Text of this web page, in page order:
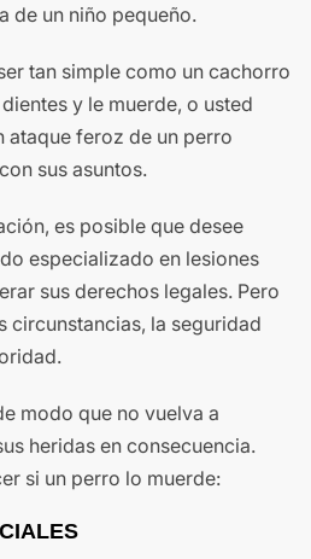
de un niño pequeño.
tan simple como un cachorro
y le muerde, o usted
ataque feroz de un perro
sus asuntos.
es posible que desee
especializado en lesiones
sus derechos legales. Pero
circunstancias, la seguridad
modo que no vuelva a
heridas en consecuencia.
si un perro lo muerde: